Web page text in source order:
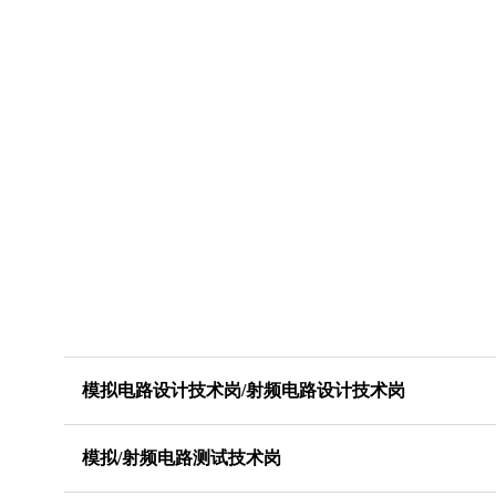
模拟电路设计技术岗/射频电路设计技术岗
模拟/射频电路测试技术岗